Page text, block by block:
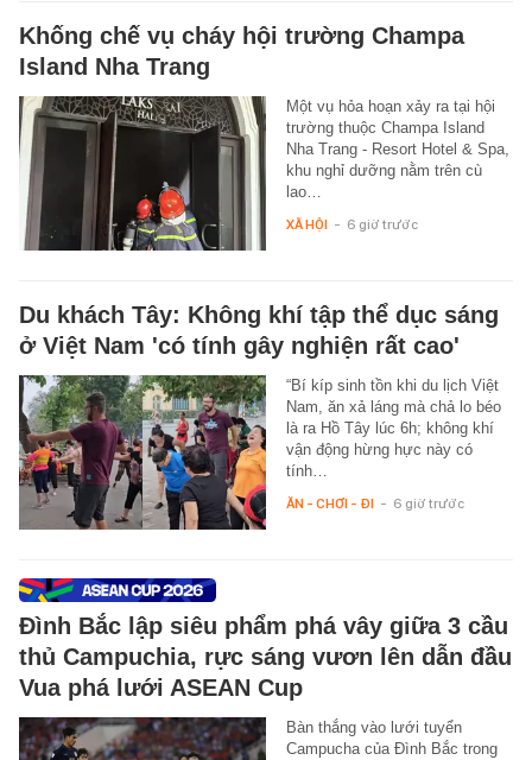
Khống chế vụ cháy hội trường Champa
Island Nha Trang
Một vụ hỏa hoạn xảy ra tại hội
trường thuộc Champa Island
Nha Trang - Resort Hotel & Spa,
khu nghỉ dưỡng nằm trên cù
lao…
XÃ HỘI - 6 giờ trước
Du khách Tây: Không khí tập thể dục sáng
ở Việt Nam 'có tính gây nghiện rất cao'
“Bí kíp sinh tồn khi du lịch Việt
Nam, ăn xả láng mà chả lo béo
là ra Hồ Tây lúc 6h; không khí
vận động hừng hực này có
tính…
ĂN - CHƠI - ĐI - 6 giờ trước
Đình Bắc lập siêu phẩm phá vây giữa 3 cầu
thủ Campuchia, rực sáng vươn lên dẫn đầu
Vua phá lưới ASEAN Cup
Bàn thắng vào lưới tuyển
Campucha của Đình Bắc trong